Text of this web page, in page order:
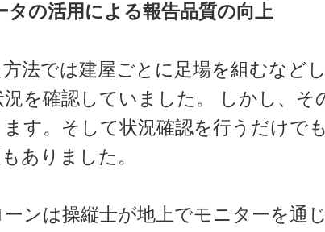
の活用による報告品質の向上
法では建屋ごとに足場を組むなど
を確認していました。 しかし、そ
す。そして状況確認を行うだけで
ありました。
ンは操縦士が地上でモニターを通